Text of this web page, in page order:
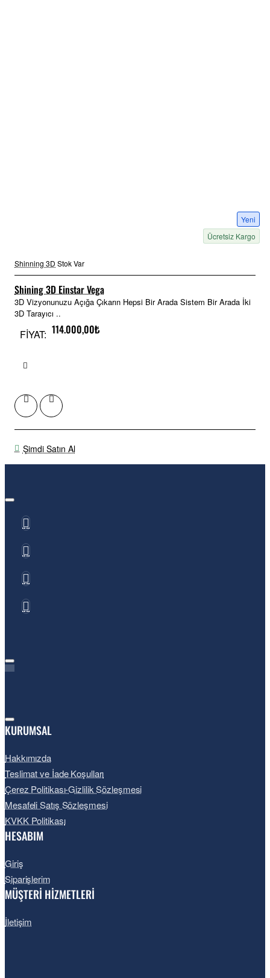
Yeni
Ücretsiz Kargo
Shinning 3D Stok Var
Shining 3D Einstar Vega
3D Vizyonunuzu Açığa Çıkarın Hepsi Bir Arada Sistem Bir Arada İki
3D Tarayıcı ..
FİYAT: 114.000,00₺
Şimdi Satın Al
KURUMSAL
Hakkımızda
Teslimat ve İade Koşulları
Çerez Politikası-Gizlilik Sözleşmesi
Mesafeli Satış Sözleşmesi
KVKK Politikası
HESABIM
Giriş
Siparişlerim
MÜŞTERİ HİZMETLERİ
İletişim